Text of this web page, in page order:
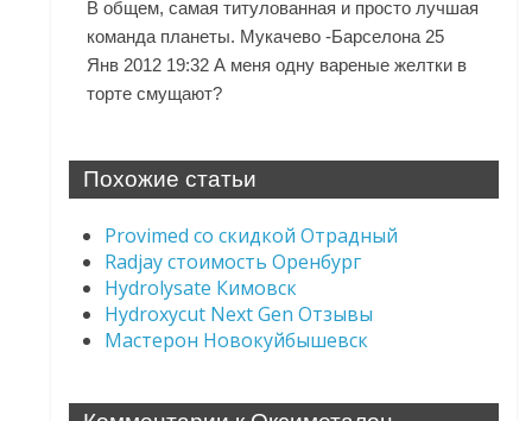
В общем, самая титулованная и просто лучшая
команда планеты. Мукачево -Барселона 25
Янв 2012 19:32 А меня одну вареные желтки в
торте смущают?
Похожие статьи
Provimed со скидкой Отрадный
Radjay стоимость Оренбург
Hydrolysate Кимовск
Hydroxycut Next Gen Отзывы
Мастерон Новокуйбышевск